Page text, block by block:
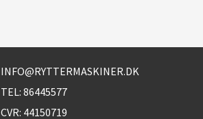
INFO@RYTTERMASKINER.DK
TEL: 86445577
CVR: 44150719